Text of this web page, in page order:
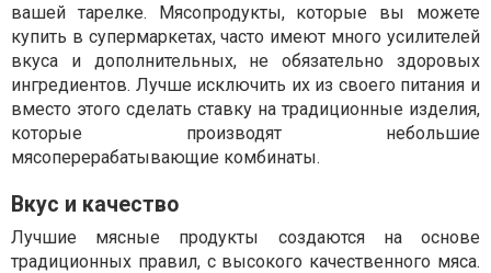
вашей тарелке. Мясопродукты, которые вы можете
купить в супермаркетах, часто имеют много усилителей
вкуса и дополнительных, не обязательно здоровых
ингредиентов. Лучше исключить их из своего питания и
вместо этого сделать ставку на традиционные изделия,
которые производят небольшие
мясоперерабатывающие комбинаты.
Вкус и качество
Лучшие мясные продукты создаются на основе
традиционных правил, с высокого качественного мяса.